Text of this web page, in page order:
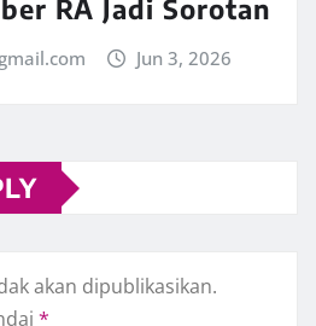
RA Jadi Sorotan
Jun 3, 2026
akan dipublikasikan.
*